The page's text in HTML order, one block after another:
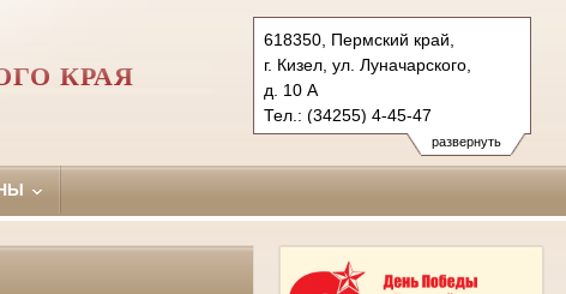
развернуть
618350, Пермский край,
г. Кизел, ул. Луначарского,
д. 10 А
Тел.: (34255) 4-45-47
kizelovsky.perm@sudrf.ru
КРАЯ